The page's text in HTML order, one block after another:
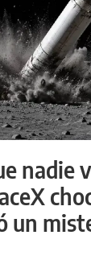
nadie
un